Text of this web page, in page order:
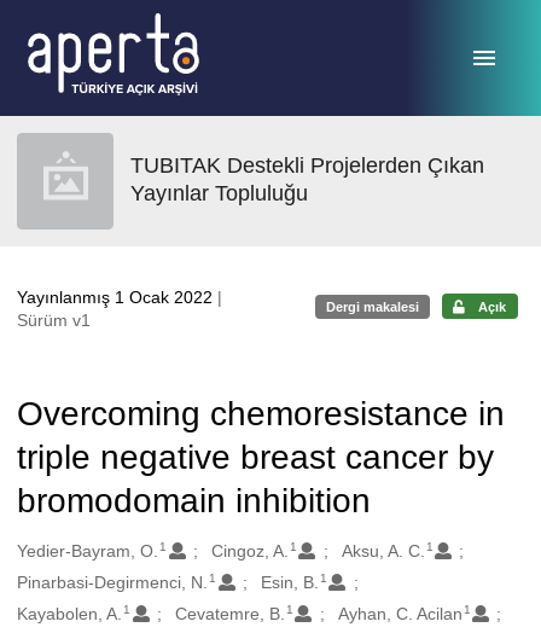
TUBITAK Destekli Projelerden Çıkan
Yayınlar Topluluğu
Yayınlanmış 1 Ocak 2022 |
Sürüm v1
Dergi makalesi Açık
Overcoming chemoresistance in
triple negative breast cancer by
bromodomain inhibition
Oluşturanlar
Yedier-Bayram, O. 1 Cingoz, A. 1 Aksu, A. C. 1
Pinarbasi-Degirmenci, N. 1 Esin, B. 1
Kayabolen, A. 1 Cevatemre, B. 1 Ayhan, C. Acilan 1